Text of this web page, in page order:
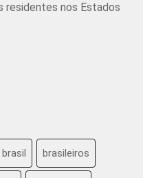
residentes nos Estados
brasil brasileiros